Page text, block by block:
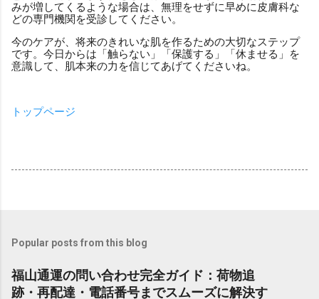
みが増してくるような場合は、無理をせずに早めに皮膚科な
どの専門機関を受診してください。
今のケアが、将来のきれいな肌を作るための大切なステップ
です。今日からは「触らない」「保護する」「休ませる」を
意識して、肌本来の力を信じてあげてくださいね。
トップページ
Popular posts from this blog
福山通運の問い合わせ完全ガイド：荷物追
跡・再配達・電話番号までスムーズに解決す